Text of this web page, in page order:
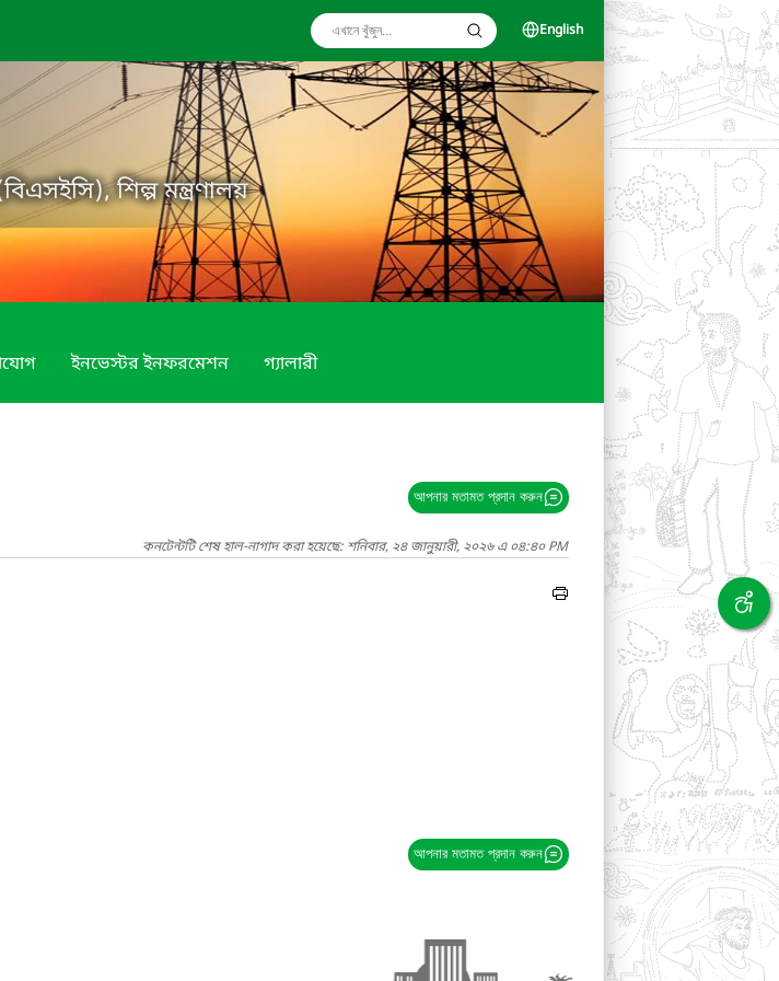
English
শিল্প মন্ত্রণালয়
ইনভেস্টর ইনফরমেশন গ্যালারী
আপনার মতামত প্রদান করুন
কনটেন্টটি শেষ হাল-নাগাদ করা হয়েছে: শনিবার, ২৪ জানুয়ারী, ২০২৬ এ ০৪:৪০ PM
আপনার মতামত প্রদান করুন